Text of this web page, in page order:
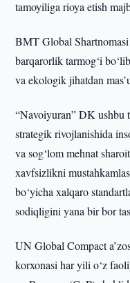
tamoyiliga rioya etish
BMT Global
barqarorlik tarmog‘i
va ekologik jihatdan
“Navoiyuran” DK ushbu
strategik rivojlanishida
va sog‘lom mehnat
xavfsizlikni
bo‘yicha xalqaro
sodiqligini yana bir bor
UN Global Compact
korxonasi har yili o‘z